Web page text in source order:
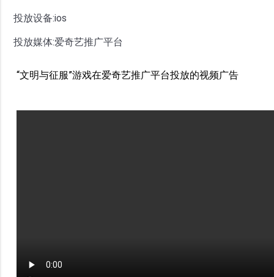
投放设备:ios
投放媒体:爱奇艺推广平台
“文明与征服”游戏在爱奇艺推广平台投放的视频广告